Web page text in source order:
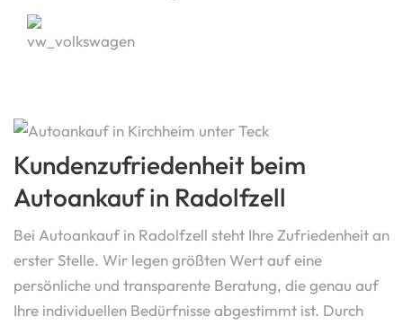
Kundenzufriedenheit beim
Autoankauf in Radolfzell
Bei Autoankauf in Radolfzell steht Ihre Zufriedenheit an
erster Stelle. Wir legen größten Wert auf eine
persönliche und transparente Beratung, die genau auf
Ihre individuellen Bedürfnisse abgestimmt ist. Durch